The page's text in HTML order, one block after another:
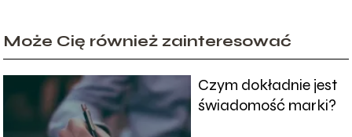
Może Cię również zainteresować
Czym dokładnie jest
świadomość marki?